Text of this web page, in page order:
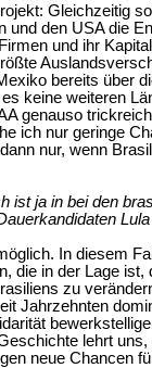
Gleichzeitig
und den USA die
und ihr
bereits über
keine weiteren
genauso
ich nur geringe
nur, wenn
ist ja in bei den
In diesem
die in der Lage
zu
Jahrzehnten
lehrt
neue Chancen